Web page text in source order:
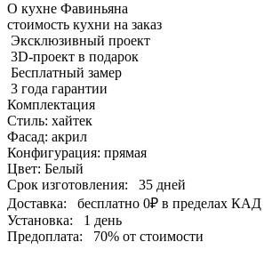
О кухне Фавиньяна
стоимость кухни на заказ
Эксклюзивный проект
3D-проект в подарок
Бесплатный замер
3 года гарантии
Комплектация
Стиль: хайтек
Фасад: акрил
Конфигурация: прямая
Цвет: Белый
Срок изготовления:
35 дней
Доставка:
бесплатно 0₽ в пределах КАД
Установка:
1 день
Предоплата:
70% от стоимости